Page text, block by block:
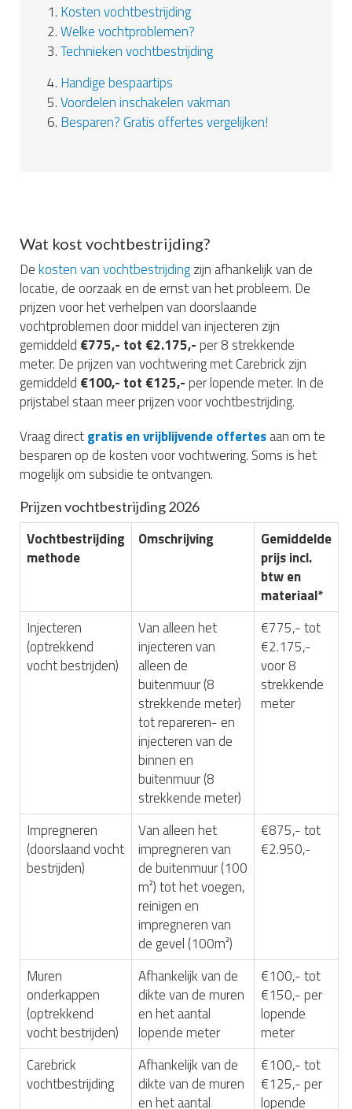
1. Kosten vochtbestrijding
2.Welke vochtproblemen?
3.Technieken vochtbestrijding
4. Handige bespaartips
5.Voordelen inschakelen vakman
6. Besparen? Gratis offertes vergelijken!
Wat kost vochtbestrijding?
Dekosten van vochtbestrijdingzijn afhankelijk van de
locatie, de oorzaak en de ernst van het probleem. De
prijzen voor het verhelpen van doorslaande
vochtproblemen door middel van injecteren zijn
gemiddeld €775,- tot €2.175,- per 8 strekkende
meter. De prijzen van vochtwering met Carebrick zijn
gemiddeld €100,- tot €125,- per lopende meter. In de
prijstabel staan meer prijzen voor vochtbestrijding.
Vraag directgratis en vrijblijvende offertesaan om te
besparen op de kosten voor vochtwering. Soms is het
mogelijk om subsidie te ontvangen.
Prijzen vochtbestrijding 2026
Vochtbestrijding
methode
Omschrijving
Gemiddelde
prijs incl.
btw en
materiaal*
Injecteren
(optrekkend
vocht bestrijden)
Van alleen het
injecteren van
alleen de
buitenmuur (8
strekkende meter)
tot repareren- en
injecteren van de
binnen en
buitenmuur (8
strekkende meter)
€775,- tot
€2.175,-
voor 8
strekkende
meter
Impregneren
(doorslaand vocht
bestrijden)
Van alleen het
impregneren van
de buitenmuur (100
m²) tot het voegen,
reinigen en
impregneren van
de gevel (100m²)
€875,- tot
€2.950,-
Muren
onderkappen
(optrekkend
vocht bestrijden)
Afhankelijk van de
dikte van de muren
en het aantal
lopende meter
€100,- tot
€150,- per
lopende
meter
Carebrick
vochtbestrijding
Afhankelijk van de
dikte van de muren
en het aantal
€100,- tot
€125,- per
lopende